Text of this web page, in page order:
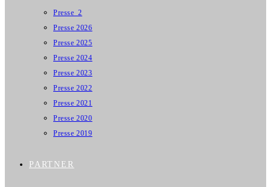
Presse_2
Presse 2026
Presse 2025
Presse 2024
Presse 2023
Presse 2022
Presse 2021
Presse 2020
Presse 2019
PARTNER